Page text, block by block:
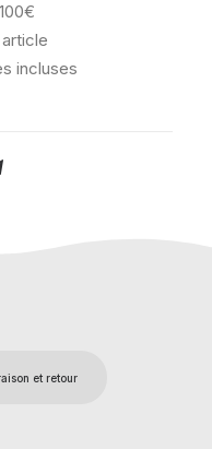
incluses
et retour